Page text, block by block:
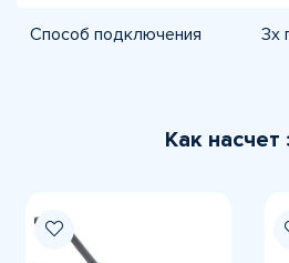
Способ подключения 3х
Как насчет